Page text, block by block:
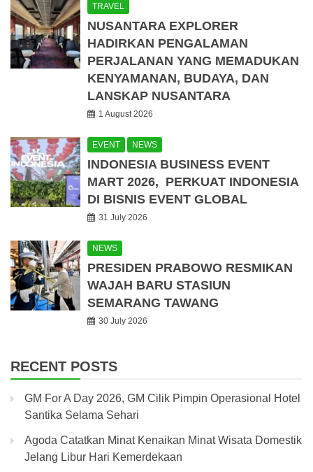
TRAVEL
NUSANTARA EXPLORER
HADIRKAN PENGALAMAN
PERJALANAN YANG MEMADUKAN
KENYAMANAN, BUDAYA, DAN
LANSKAP NUSANTARA
1 August 2026
EVENT NEWS
INDONESIA BUSINESS EVENT
MART 2026, PERKUAT INDONESIA
DI BISNIS EVENT GLOBAL
31 July 2026
NEWS
PRESIDEN PRABOWO RESMIKAN
WAJAH BARU STASIUN
SEMARANG TAWANG
30 July 2026
RECENT POSTS
GM For A Day 2026, GM Cilik Pimpin Operasional Hotel
Santika Selama Sehari
Agoda Catatkan Minat Kenaikan Minat Wisata Domestik
Jelang Libur Hari Kemerdekaan